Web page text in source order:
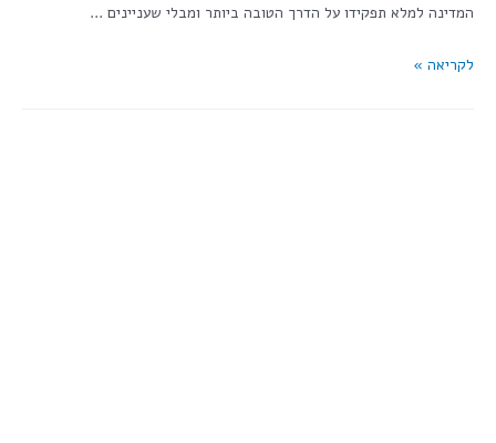
המדינה למלא תפקידו על הדרך הטובה ביותר ומבלי שעניינים …
לקריאה »